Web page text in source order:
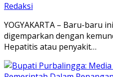
Redaksi
YOGYAKARTA – Baru-baru
digemparkan dengan
Hepatitis atau penyakit…